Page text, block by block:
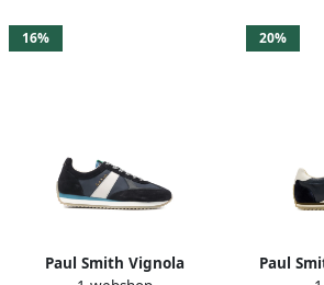
16%
Paul Smith Vignola
20%
Paul